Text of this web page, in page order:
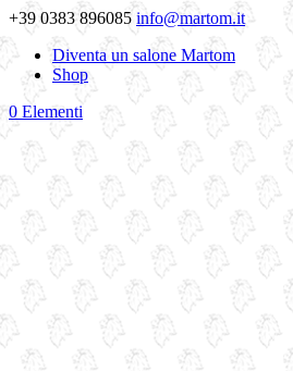
+39 0383 896085 info@martom.it
Diventa un salone Martom
Shop
0 Elementi